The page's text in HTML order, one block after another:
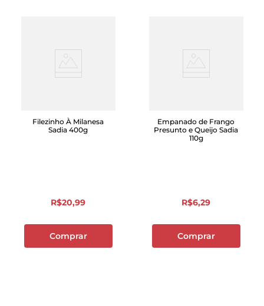
Filezinho À Milanesa
Sadia 400g
R$20,99
Comprar
Empanado de Frango
Presunto e Queijo Sadia
110g
R$6,29
Comprar